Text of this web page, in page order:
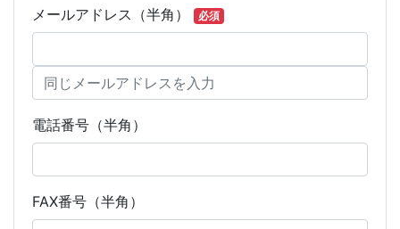
メールアドレス（半角） 必須
電話番号（半角）
FAX番号（半角）